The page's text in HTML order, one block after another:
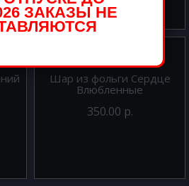
Шар из фольги Сердце
Влюбленные
350.00 р.
ЗАКАЗЫ НЕ